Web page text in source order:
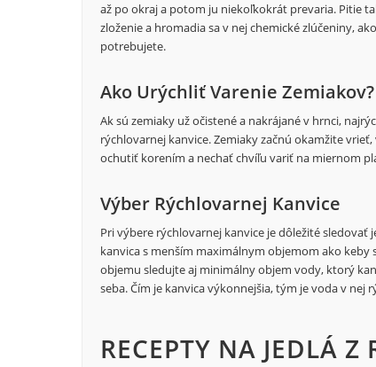
až po okraj a potom ju niekoľkokrát prevaria. Pitie
zloženie a hromadia sa v nej chemické zlúčeniny,
potrebujete.
Ako Urýchliť Varenie Zemiakov?
Ak sú zemiaky už očistené a nakrájané v hrnci,
rýchlovarnej kanvice. Zemiaky začnú okamžite
ochutiť korením a nechať chvíľu variť na miernom
Výber Rýchlovarnej Kanvice
Pri výbere rýchlovarnej kanvice je dôležité sledovať
kanvica s menším maximálnym objemom ako
objemu sledujte aj minimálny objem vody, ktorý
seba. Čím je kanvica výkonnejšia, tým je voda v nej
RECEPTY NA JEDLÁ Z